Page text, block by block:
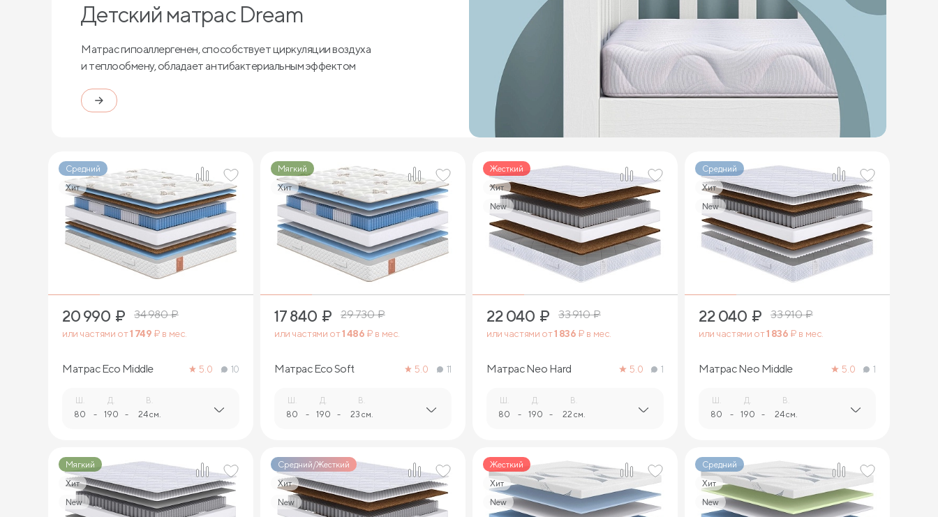
Детский матрас Dream
Матрас гипоаллергенен, способствует циркуляции воздуха
и теплообмену, обладает антибактериальным эффектом
Средний
Хит
1
20 990 ₽ 34 980₽
или частями от1 749 ₽ в мес.
Матрас Eco Middle 5.0 10
Ш.
80 -
Д.
190 -
В.
24 см.
Мягкий
Хит
1
17 840 ₽ 29 730₽
или частями от1 486 ₽ в мес.
Матрас Eco Soft 5.0 11
Ш.
80 -
Д.
190 -
В.
23 см.
Жесткий
Хит
New
2
22 040 ₽ 33 910₽
или частями от1 836 ₽ в мес.
Матрас Neo Hard 5.0 1
Ш.
80 -
Д.
190 -
В.
22 см.
Средний
Хит
New
2
22 040 ₽ 33 910₽
или частями от1 836 ₽ в мес.
Матрас Neo Middle 5.0 1
Ш.
80 -
Д.
190 -
В.
24 см.
Мягкий
Хит
New
Средний/Жесткий
Хит
New
Жесткий
Хит
New
Средний
Хит
New